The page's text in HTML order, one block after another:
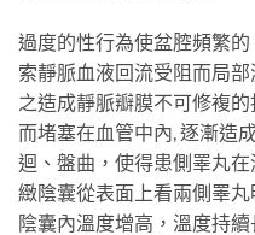
過度的性行為使盆腔頻繁
索靜脈血液回流受阻而局
之造成靜脈瓣膜不可修複
而堵塞在血管中內, 逐漸造
迴、盤曲，使得患側睪丸
緻陰囊從表面上看兩側睪
陰囊內溫度增高，溫度持